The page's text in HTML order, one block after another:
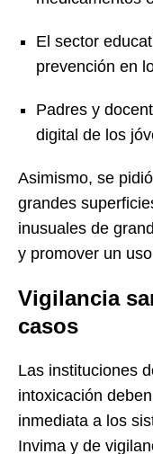
El sector
prevención en
Padres y
digital de los
Asimismo, se
grandes
inusuales de
y promover un
Vigilancia
casos
Las instituciones
intoxicación
inmediata a los
Invima y de